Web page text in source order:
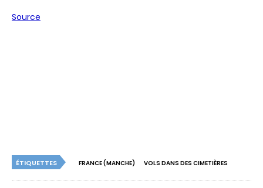
Source
ÉTIQUETTES FRANCE (MANCHE) VOLS DANS DES CIMETIÈRES